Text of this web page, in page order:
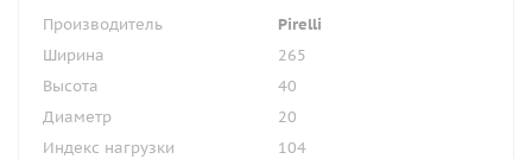
Производитель
Pirelli
Ширина
265
Высота
40
Диаметр
20
Индекс нагрузки
104